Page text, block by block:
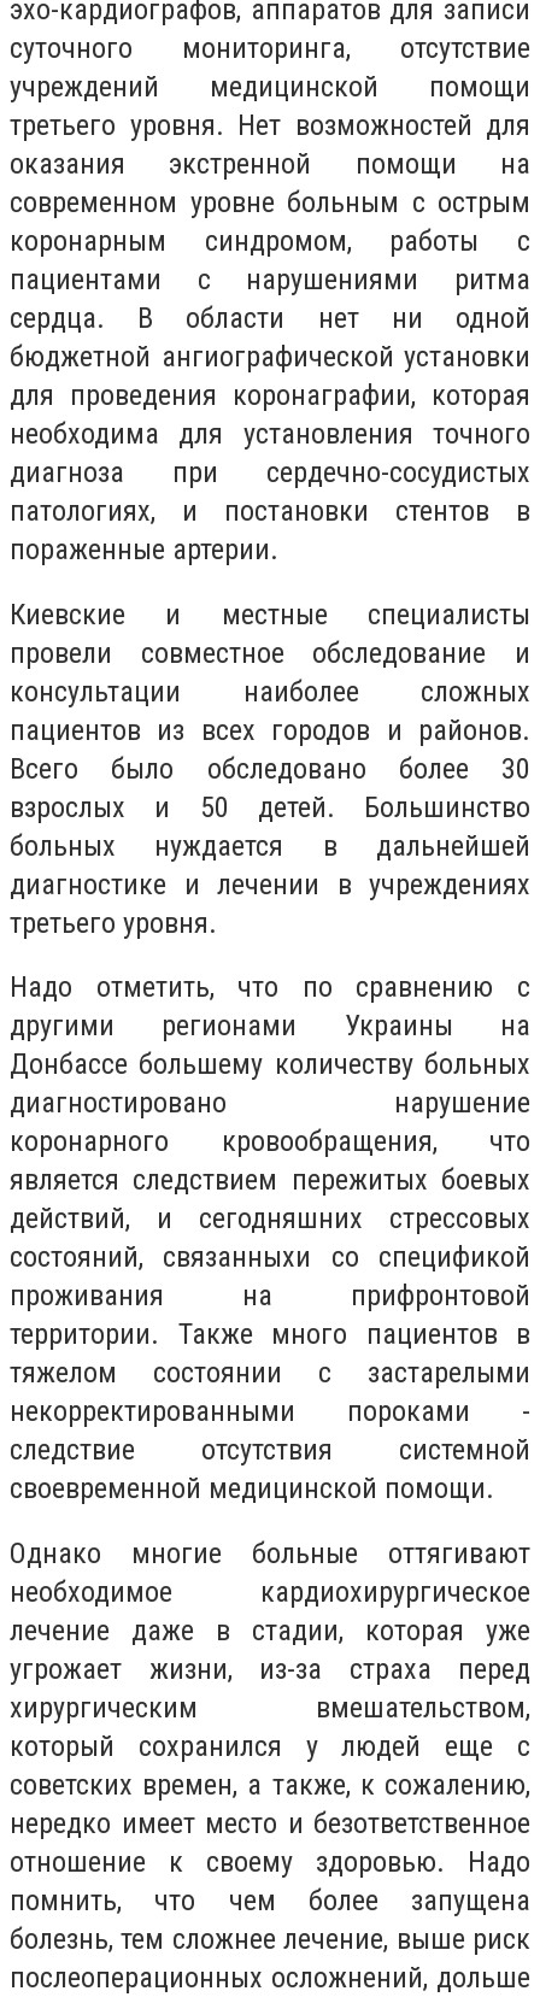
эхо-кардиографов, аппаратов для записи
суточного мониторинга, отсутствие
учреждений медицинской помощи
третьего уровня. Нет возможностей для
оказания экстренной помощи на
современном уровне больным с острым
коронарным синдромом, работы с
пациентами с нарушениями ритма
сердца. В области нет ни одной
бюджетной ангиографической установки
для проведения коронаграфии, которая
необходима для установления точного
диагноза при сердечно-сосудистых
патологиях, и постановки стентов в
пораженные артерии.
Киевские и местные специалисты
провели совместное обследование и
консультации наиболее сложных
пациентов из всех городов и районов.
Всего было обследовано более 30
взрослых и 50 детей. Большинство
больных нуждается в дальнейшей
диагностике и лечении в учреждениях
третьего уровня.
Надо отметить, что по сравнению с
другими регионами Украины на
Донбассе большему количеству больных
диагностировано нарушение
коронарного кровообращения, что
является следствием пережитых боевых
действий, и сегодняшних стрессовых
состояний, связанныхи со спецификой
проживания на прифронтовой
территории. Также много пациентов в
тяжелом состоянии с застарелыми
некорректированными пороками -
следствие отсутствия системной
своевременной медицинской помощи.
Однако многие больные оттягивают
необходимое кардиохирургическое
лечение даже в стадии, которая уже
угрожает жизни, из-за страха перед
хирургическим вмешательством,
который сохранился у людей еще с
советских времен, а также, к сожалению,
нередко имеет место и безответственное
отношение к своему здоровью. Надо
помнить, что чем более запущена
болезнь, тем сложнее лечение, выше риск
послеоперационных осложнений, дольше